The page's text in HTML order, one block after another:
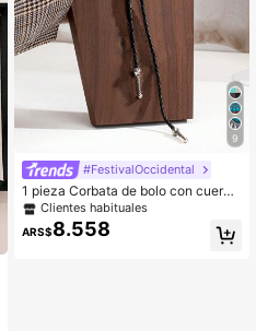
9
#FestivalOccidental
1 pieza Corbata de bolo con cuerno
occidental y turquesa, adecuada pa
ra vaquera
Clientes habituales
ARS$8.558